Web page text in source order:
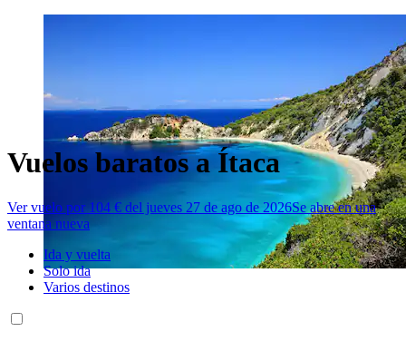
Vuelos baratos a Ítaca
Ver vuelo por 104 € del jueves 27 de ago de 2026Se abre en una
ventana nueva
Ida y vuelta
Solo ida
Varios destinos